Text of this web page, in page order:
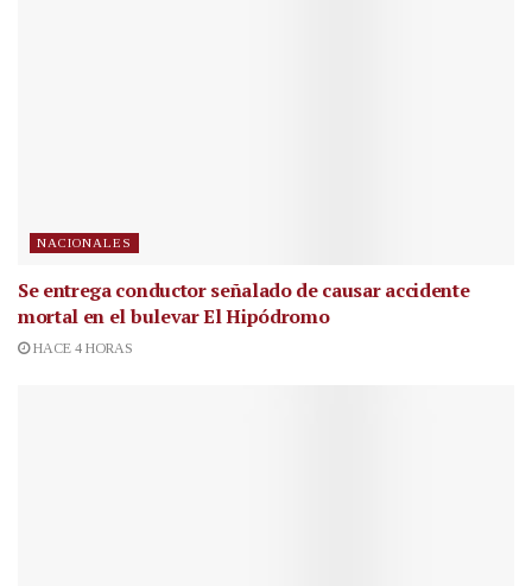
NACIONALES
Se entrega conductor señalado de causar accidente
mortal en el bulevar El Hipódromo
HACE 4 HORAS